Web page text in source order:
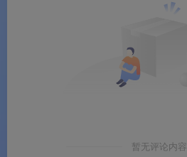
永久免费
暂无评论内容